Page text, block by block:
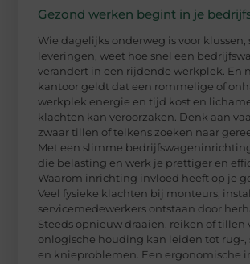
Gezond werken begint in je
Wie dagelijks onderweg is voor klussen,
leveringen, weet hoe snel een
verandert in een rijdende werkplek. En
kantoor geldt dat een rommelige of
werkplek energie en tijd kost en
klachten kan veroorzaken. Denk aan
zwaar tillen of telkens zoeken naar
Met een slimme
die belasting en werk je prettiger en
Waarom inrichting invloed heeft op je
Veel fysieke klachten bij monteurs,
servicemedewerkers ontstaan door
Steeds opnieuw draaien, reiken of tillen
onlogische houding kan leiden tot rug-,
en knieproblemen. Een ergonomische